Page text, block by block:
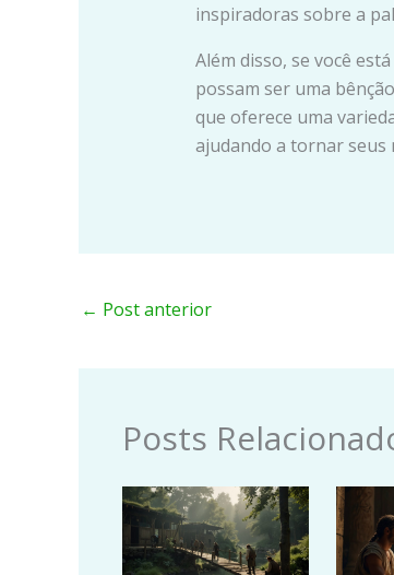
inspiradoras sobre a
Além disso, se você
possam ser uma
que oferece uma
ajudando a tornar seus
← Post anterior
Posts